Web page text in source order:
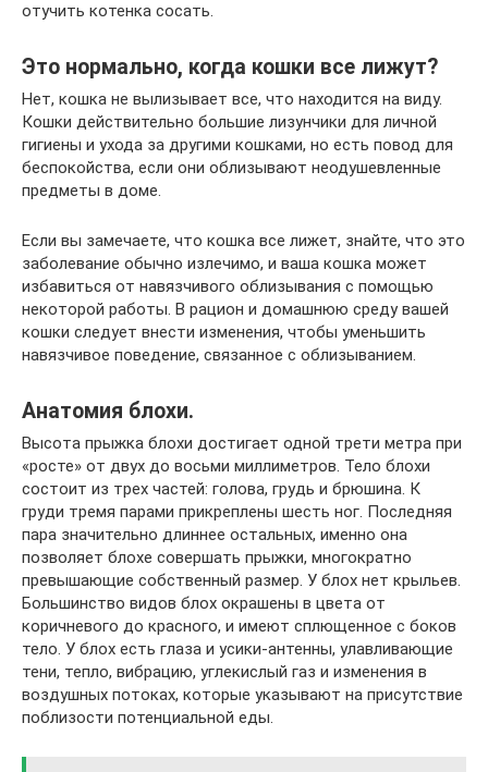
отучить котенка сосать.
Это нормально, когда кошки все лижут?
Нет, кошка не вылизывает все, что находится на виду.
Кошки действительно большие лизунчики для личной
гигиены и ухода за другими кошками, но есть повод для
беспокойства, если они облизывают неодушевленные
предметы в доме.
Если вы замечаете, что кошка все лижет, знайте, что это
заболевание обычно излечимо, и ваша кошка может
избавиться от навязчивого облизывания с помощью
некоторой работы. В рацион и домашнюю среду вашей
кошки следует внести изменения, чтобы уменьшить
навязчивое поведение, связанное с облизыванием.
Анатомия блохи.
Высота прыжка блохи достигает одной трети метра при
«росте» от двух до восьми миллиметров. Тело блохи
состоит из трех частей: голова, грудь и брюшина. К
груди тремя парами прикреплены шесть ног. Последняя
пара значительно длиннее остальных, именно она
позволяет блохе совершать прыжки, многократно
превышающие собственный размер. У блох нет крыльев.
Большинство видов блох окрашены в цвета от
коричневого до красного, и имеют сплющенное с боков
тело. У блох есть глаза и усики-антенны, улавливающие
тени, тепло, вибрацию, углекислый газ и изменения в
воздушных потоках, которые указывают на присутствие
поблизости потенциальной еды.